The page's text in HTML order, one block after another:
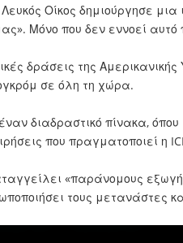
Οίκος δημιούργησε μια
Μόνο που δεν εννοεί
δράσεις της
σε όλη τη χώρα.
διαδραστικό πίνακα,
που πραγματοποιεί η
«παράνομους
τους μετανάστες